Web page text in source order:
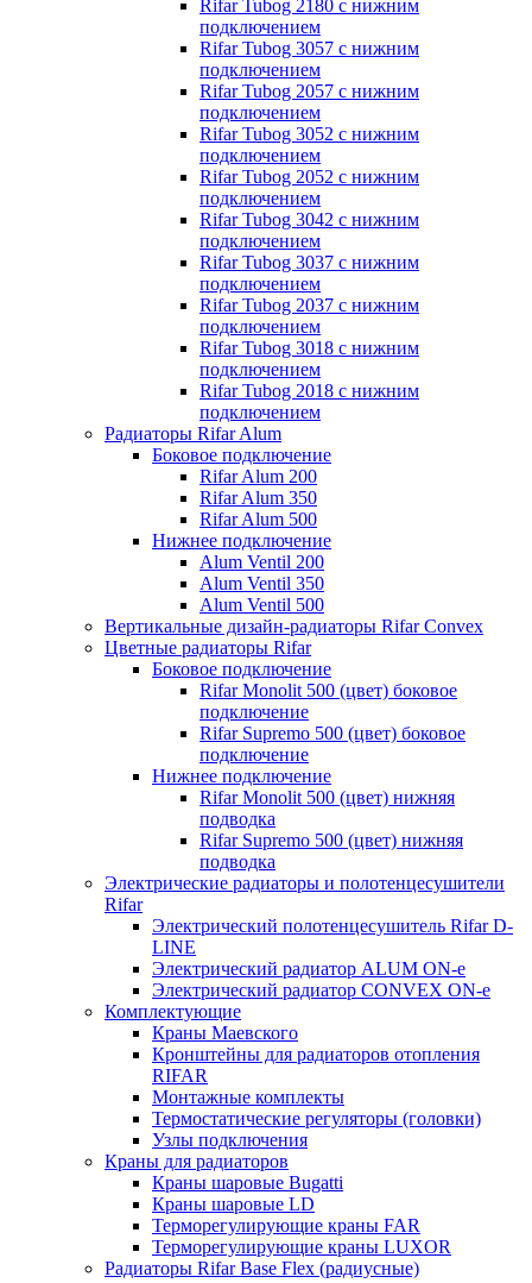
Rifar Tubog 2180 с нижним
подключением
Rifar Tubog 3057 с нижним
подключением
Rifar Tubog 2057 с нижним
подключением
Rifar Tubog 3052 с нижним
подключением
Rifar Tubog 2052 с нижним
подключением
Rifar Tubog 3042 с нижним
подключением
Rifar Tubog 3037 с нижним
подключением
Rifar Tubog 2037 с нижним
подключением
Rifar Tubog 3018 с нижним
подключением
Rifar Tubog 2018 с нижним
подключением
Радиаторы Rifar Alum
Боковое подключение
Rifar Alum 200
Rifar Alum 350
Rifar Alum 500
Нижнее подключение
Alum Ventil 200
Alum Ventil 350
Alum Ventil 500
Вертикальные дизайн-радиаторы Rifar Convex
Цветные радиаторы Rifar
Боковое подключение
Rifar Monolit 500 (цвет) боковое
подключение
Rifar Supremo 500 (цвет) боковое
подключение
Нижнее подключение
Rifar Monolit 500 (цвет) нижняя
подводка
Rifar Supremo 500 (цвет) нижняя
подводка
Электрические радиаторы и полотенцесушители
Rifar
Электрический полотенцесушитель Rifar D-
LINE
Электрический радиатор ALUM ON-e
Электрический радиатор CONVEX ON-e
Комплектующие
Краны Маевского
Кронштейны для радиаторов отопления
RIFAR
Монтажные комплекты
Термостатические регуляторы (головки)
Узлы подключения
Краны для радиаторов
Краны шаровые Bugatti
Краны шаровые LD
Терморегулирующие краны FAR
Терморегулирующие краны LUXOR
Радиаторы Rifar Base Flex (радиусные)